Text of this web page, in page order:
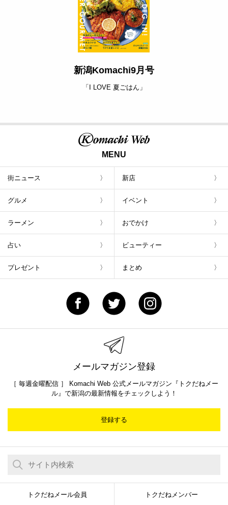
新潟Komachi9月号
「I LOVE 夏ごはん」
MENU
街ニュース 新店
グルメ イベント
ラーメン おでかけ
占い ビューティー
プレゼント まとめ
メールマガジン登録
［ 毎週金曜配信 ］ Komachi Web 公式メールマガジン『トクだねメー
ル』で新潟の最新情報をチェックしよう！
登録する
トクだねメール会員 トクだねメンバー